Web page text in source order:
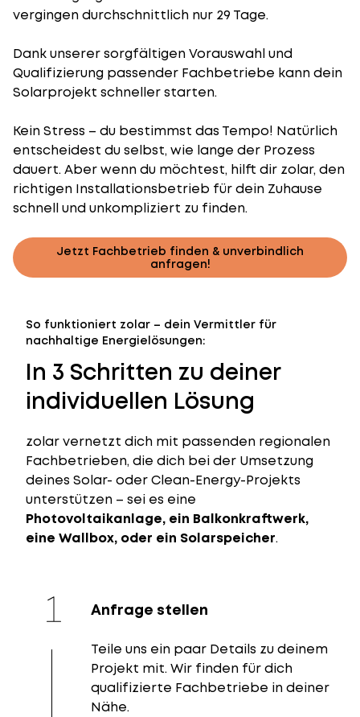
vergingen durchschnittlich nur 29 Tage.
Dank unserer sorgfältigen Vorauswahl und
Qualifizierung passender Fachbetriebe kann dein
Solarprojekt schneller starten.
Kein Stress – du bestimmst das Tempo! Natürlich
entscheidest du selbst, wie lange der Prozess
dauert. Aber wenn du möchtest, hilft dir zolar, den
richtigen Installationsbetrieb für dein Zuhause
schnell und unkompliziert zu finden.
Jetzt Fachbetrieb finden & unverbindlich
anfragen!
So funktioniert zolar – dein Vermittler für
nachhaltige Energielösungen:
In 3 Schritten zu deiner
individuellen Lösung
zolar vernetzt dich mit passenden regionalen
Fachbetrieben, die dich bei der Umsetzung
deines Solar- oder Clean-Energy-Projekts
unterstützen – sei es eine
Photovoltaikanlage, ein Balkonkraftwerk,
eine Wallbox, oder ein Solarspeicher.
Anfrage stellen
Teile uns ein paar Details zu deinem
Projekt mit. Wir finden für dich
qualifizierte Fachbetriebe in deiner
Nähe.